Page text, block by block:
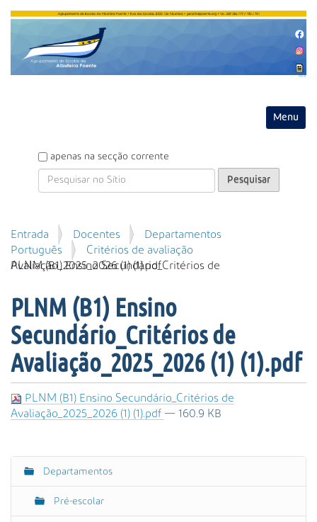
Toggle
P
e
i
s
a
apenas na secção corrente
P
e
s
a
A
v
a
n
ç
Entrada Docentes
Departamentos
Português
Critérios de avaliação
PLNM (B1) Ensino Secundário_Critérios de Avaliação_2025_2026 (1) (1).pdf
PLNM (B1) Ensino
Secundário_Critérios de
Avaliação_2025_2026 (1) (1).pdf
PLNM (B1) Ensino Secundário_Critérios de
Avaliação_2025_2026 (1) (1).pdf — 160.9 KB
N
Departamentos
Pré-escolar